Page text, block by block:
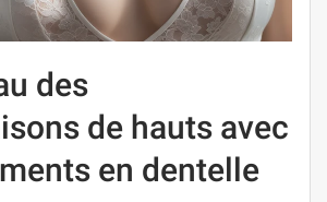
des
de hauts avec
en dentelle